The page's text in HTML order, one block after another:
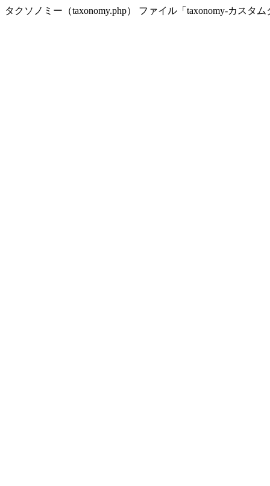
タクソノミー（taxonomy.php） ファイル「taxonomy-カスタ